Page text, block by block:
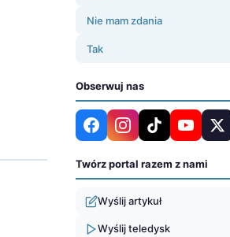
Nie mam zdania
Tak
Obserwuj nas
Twórz portal razem z nami
Wyślij artykuł
Wyślij teledysk